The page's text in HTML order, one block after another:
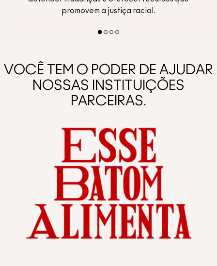
promovem a justiça racial.
VOCÊ TEM O PODER DE AJUDAR
NOSSAS INSTITUIÇÕES
PARCEIRAS.